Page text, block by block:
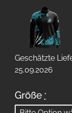
Geschätzte
25.09.2026
Größe *